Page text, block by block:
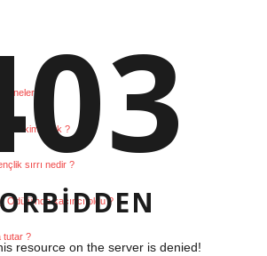
nelerdir ?
kim Türk ?
sırrı nedir ?
kaçıncı oldu ?
tutar ?
resource on the server is denied!